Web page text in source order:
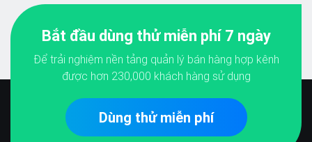
Bắt đầu dùng thử miễn phí 7 ngày
Để trải nghiệm nền tảng quản lý bán hàng hợp kênh
được hơn 230,000 khách hàng sử dụng
Dùng thử miễn phí